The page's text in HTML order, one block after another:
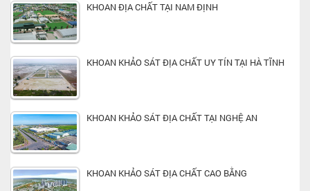
KHOAN ĐỊA CHẤT TẠI NAM ĐỊNH
KHOAN KHẢO SÁT ĐỊA CHẤT UY TÍN TẠI HÀ TĨNH
KHOAN KHẢO SÁT ĐỊA CHẤT TẠI NGHỆ AN
KHOAN KHẢO SÁT ĐỊA CHẤT CAO BẰNG